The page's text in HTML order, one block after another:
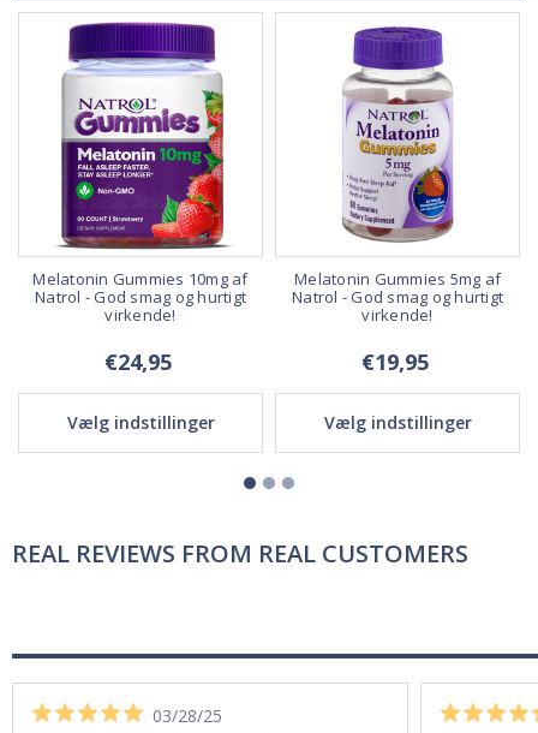
Melatonin Gummies 10mg af
Natrol - God smag og hurtigt
virkende!
€24,95
Vælg indstillinger
Melatonin Gummies 5mg af
Natrol - God smag og hurtigt
virkende!
€19,95
Vælg indstillinger
REAL REVIEWS FROM REAL CUSTOMERS
03/28/25